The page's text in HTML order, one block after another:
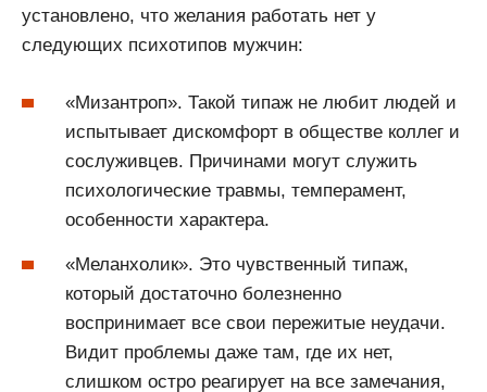
установлено, что желания работать нет у
следующих психотипов мужчин:
«Мизантроп». Такой типаж не любит людей и
испытывает дискомфорт в обществе коллег и
сослуживцев. Причинами могут служить
психологические травмы, темперамент,
особенности характера.
«Меланхолик». Это чувственный типаж,
который достаточно болезненно
воспринимает все свои пережитые неудачи.
Видит проблемы даже там, где их нет,
слишком остро реагирует на все замечания,